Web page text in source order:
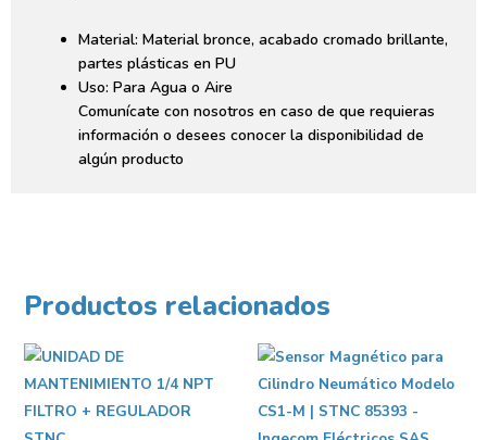
Material: Material bronce, acabado cromado brillante,
partes plásticas en PU
Uso: Para Agua o Aire
Comunícate con nosotros en caso de que requieras
información o desees conocer la disponibilidad de
algún producto
Productos relacionados